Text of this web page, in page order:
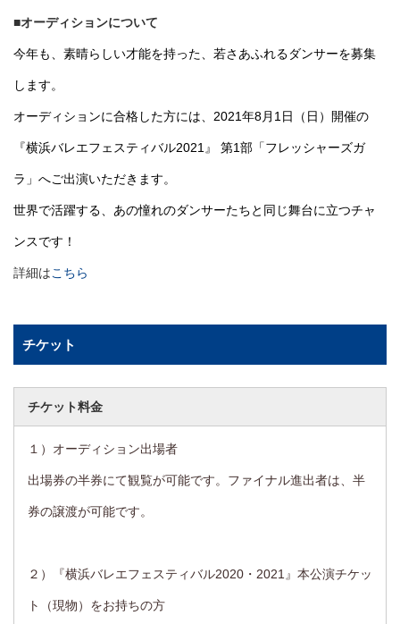
■オーディションについて
今年も、素晴らしい才能を持った、若さあふれるダンサーを募集
します。
オーディションに合格した方には、2021年8月1日（日）開催の
『横浜バレエフェスティバル2021』 第1部「フレッシャーズガ
ラ」へご出演いただきます。
世界で活躍する、あの憧れのダンサーたちと同じ舞台に立つチャ
ンスです！
詳細はこちら
チケット
チケット料金
１）オーディション出場者
出場券の半券にて観覧が可能です。ファイナル進出者は、半
券の譲渡が可能です。
２）『横浜バレエフェスティバル2020・2021』本公演チケッ
ト（現物）をお持ちの方